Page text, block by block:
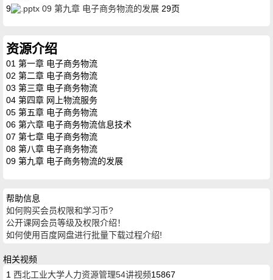
9
09 第九章 电子商务物流的发展 29页
资源介绍
01 第一章 电子商务物流
02 第二章 电子商务物流
03 第三章 电子商务物流
04 第四章 网上物流服务
05 第五章 电子商务物流
06 第六章 电子商务物流信息技术
07 第七章 电子商务物流
08 第八章 电子商务物流
09 第九章 电子商务物流的发展
帮助信息
如何购买会员权限和学习币?
公开课网会员等级及权限介绍！
如何使用百度网盘进行批量下载过程介绍!
相关视频
1 西北工业大学人力资源管理54讲视频15867